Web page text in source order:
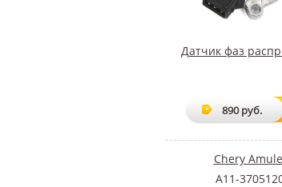
Датчик фаз
890 руб.
Chery
A11-